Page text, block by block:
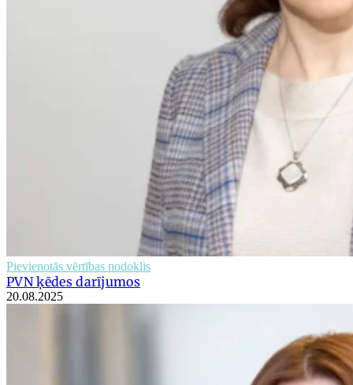
Pievienotās vērtības nodoklis
PVN ķēdes darījumos
20.08.2025